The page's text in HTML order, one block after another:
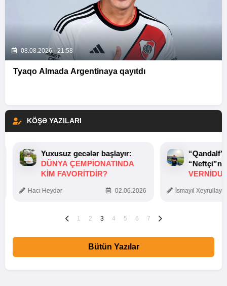
08.08.2026 - 21:58
Tyaqo Almada Argentinaya qayıtdı
KÖŞƏ YAZILARI
Yuxusuz gecələr başlayır:
DÜNYA ÇEMPIONATINDA
KIM FAVORITDIR?
Hacı Heydər 02.06.2026 İsmayıl
1 2 3 4 5 6 7
Bütün Yazılar